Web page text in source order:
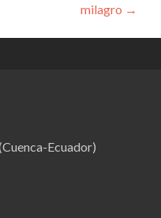
milagro →
Ecuador)